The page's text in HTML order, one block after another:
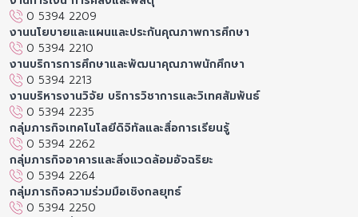
0 5394 2209
งานนโยบายและแผนและประกันคุณภาพการศึกษา
0 5394 2210
งานบริการการศึกษาและพัฒนาคุณภาพนักศึกษา
0 5394 2213
งานบริหารงานวิจัย บริการวิชาการและวิเทศสัมพันธ์
0 5394 2235
กลุ่มภารกิจเทคโนโลยีดิจิทัลและสื่อการเรียนรู้
0 5394 2262
กลุ่มภารกิจอาคารและสิ่งแวดล้อมอัจฉริยะ
0 5394 2264
กลุ่มภารกิจความร่วมมือเชิงกลยุทธ์
0 5394 2250